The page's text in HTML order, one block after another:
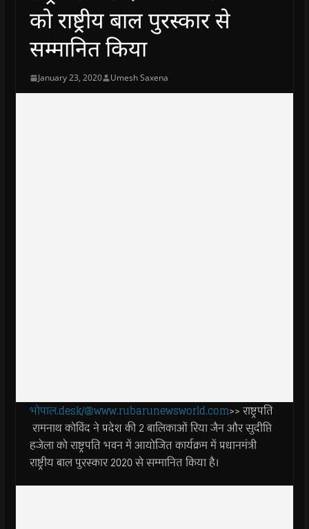
को राष्ट्रीय बाल पुरस्कार से
सम्मानित किया
January 23, 2020 Umesh Saxena
भोपाल.desk/@www.rubarunewsworld.com>> राष्ट्रपति
रामनाथ कोविंद ने प्रदेश की 2 बालिकाओं रिया जैन और सुदीप्ति
हजेला को राष्ट्रपति भवन में आयोजित कार्यक्रम में प्रधानमंत्री
राष्ट्रीय बाल पुरस्कार 2020 से सम्मानित किया है।